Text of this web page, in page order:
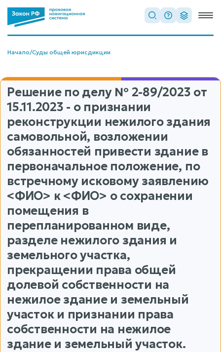
Начало/Суды общей юрисдикции
Решение по делу № 2-89/2023 от
15.11.2023 - о признании
реконструкции нежилого здания
самовольной, возложении
обязанностей привести здание в
первоначальное положение, по
встречному исковому заявлению
<ФИО> к <ФИО> о сохранении
помещения в
перепланированном виде,
разделе нежилого здания и
земельного участка,
прекращении права общей
долевой собственности на
нежилое здание и земельный
участок и признании права
собственности на нежилое
здание и земельный участок.